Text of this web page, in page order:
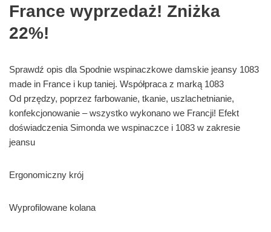
France wyprzedaż! Zniżka
22%!
Sprawdź opis dla Spodnie wspinaczkowe damskie jeansy 1083
made in France i kup taniej. Współpraca z marką 1083
Od przędzy, poprzez farbowanie, tkanie, uszlachetnianie,
konfekcjonowanie – wszystko wykonano we Francji! Efekt
doświadczenia Simonda we wspinaczce i 1083 w zakresie
jeansu
Ergonomiczny krój
Wyprofilowane kolana